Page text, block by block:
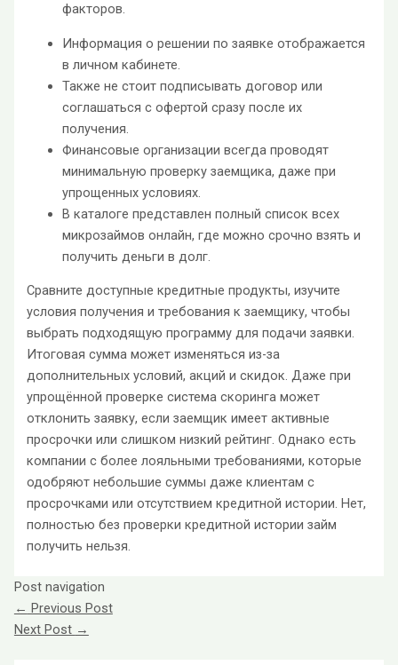
факторов.
Информация о решении по заявке отображается
в личном кабинете.
Также не стоит подписывать договор или
соглашаться с офертой сразу после их
получения.
Финансовые организации всегда проводят
минимальную проверку заемщика, даже при
упрощенных условиях.
В каталоге представлен полный список всех
микрозаймов онлайн, где можно срочно взять и
получить деньги в долг.
Сравните доступные кредитные продукты, изучите
условия получения и требования к заемщику, чтобы
выбрать подходящую программу для подачи заявки.
Итоговая сумма может изменяться из-за
дополнительных условий, акций и скидок. Даже при
упрощённой проверке система скоринга может
отклонить заявку, если заемщик имеет активные
просрочки или слишком низкий рейтинг. Однако есть
компании с более лояльными требованиями, которые
одобряют небольшие суммы даже клиентам с
просрочками или отсутствием кредитной истории. Нет,
полностью без проверки кредитной истории займ
получить нельзя.
Post navigation
← Previous Post
Next Post →